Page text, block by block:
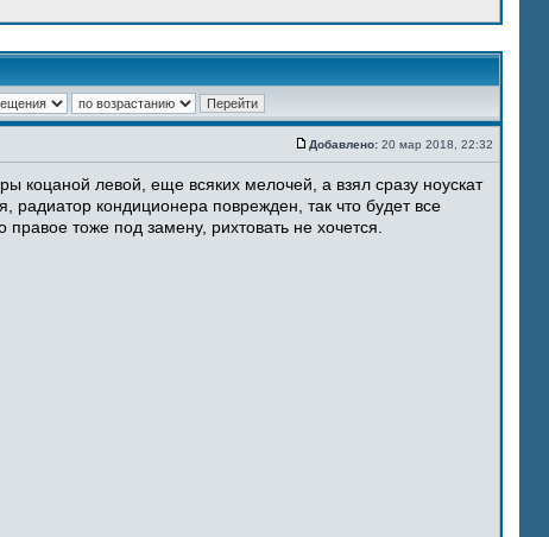
Добавлено: 20 мар 2018, 22:32
коцаной левой, еще всяких мелочей, а взял сразу ноускат
радиатор кондиционера поврежден, так что будет все
тоже под замену, рихтовать не хочется.